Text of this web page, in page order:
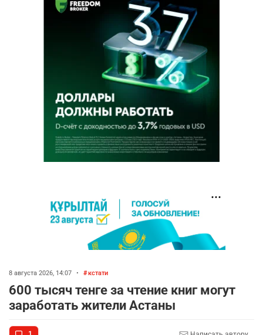
8 августа 2026, 14:07 • кстати
600 тысяч тенге за чтение книг могут
заработать жители Астаны